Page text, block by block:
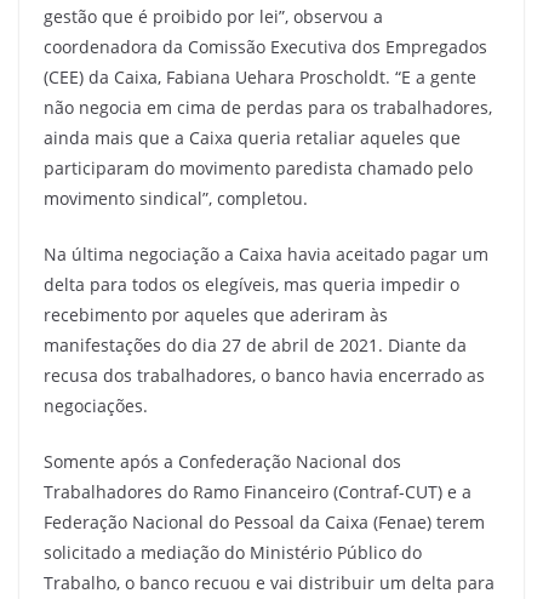
gestão que é proibido por lei”, observou a
coordenadora da Comissão Executiva dos Empregados
(CEE) da Caixa, Fabiana Uehara Proscholdt. “E a gente
não negocia em cima de perdas para os trabalhadores,
ainda mais que a Caixa queria retaliar aqueles que
participaram do movimento paredista chamado pelo
movimento sindical”, completou.
Na última negociação a Caixa havia aceitado pagar um
delta para todos os elegíveis, mas queria impedir o
recebimento por aqueles que aderiram às
manifestações do dia 27 de abril de 2021. Diante da
recusa dos trabalhadores, o banco havia encerrado as
negociações.
Somente após a Confederação Nacional dos
Trabalhadores do Ramo Financeiro (Contraf-CUT) e a
Federação Nacional do Pessoal da Caixa (Fenae) terem
solicitado a mediação do Ministério Público do
Trabalho, o banco recuou e vai distribuir um delta para